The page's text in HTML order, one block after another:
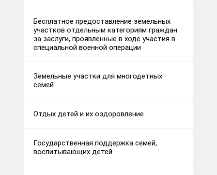
Бесплатное предоставление земельных
участков отдельным категориям граждан
за заслуги, проявленные в ходе участия в
специальной военной операции
Земельные участки для многодетных
семей
Отдых детей и их оздоровление
Государственная поддержка семей,
воспитывающих детей